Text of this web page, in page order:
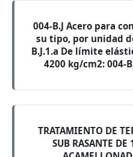
004-B.J Acero para
su tipo, por unidad
B.J.1.a De límite
4200 kg/cm2: 004-
TRATAMIENTO DE
SUB RASANTE DE